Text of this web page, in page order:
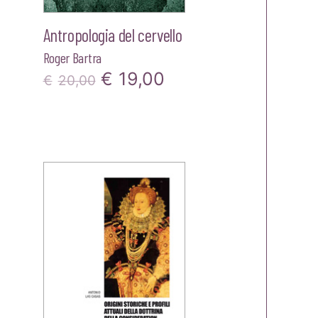
Antropologia del cervello
Roger Bartra
€ 20,00 Il
era:
€20,00.
€ 19,00
è:
€19,00.